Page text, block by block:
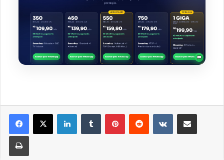
LinkedinTumblr PinterestReddit VK Compartilhar via e-mail
Imprimir